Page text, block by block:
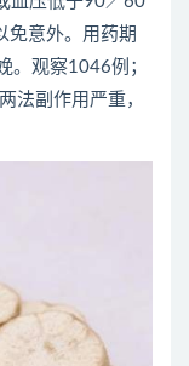
免意外。用药期
。观察1046例；
法副作用严重，